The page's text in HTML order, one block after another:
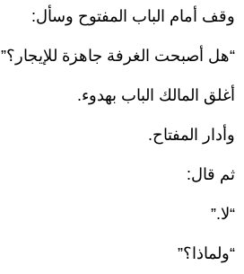
وقف أمام الباب المفتوح وسأل:
“هل أصبحت الغرفة جاهزة للإيجار؟”
أغلق المالك الباب بهدوء.
وأدار المفتاح.
ثم قال:
“لا.”
“ولماذا؟”